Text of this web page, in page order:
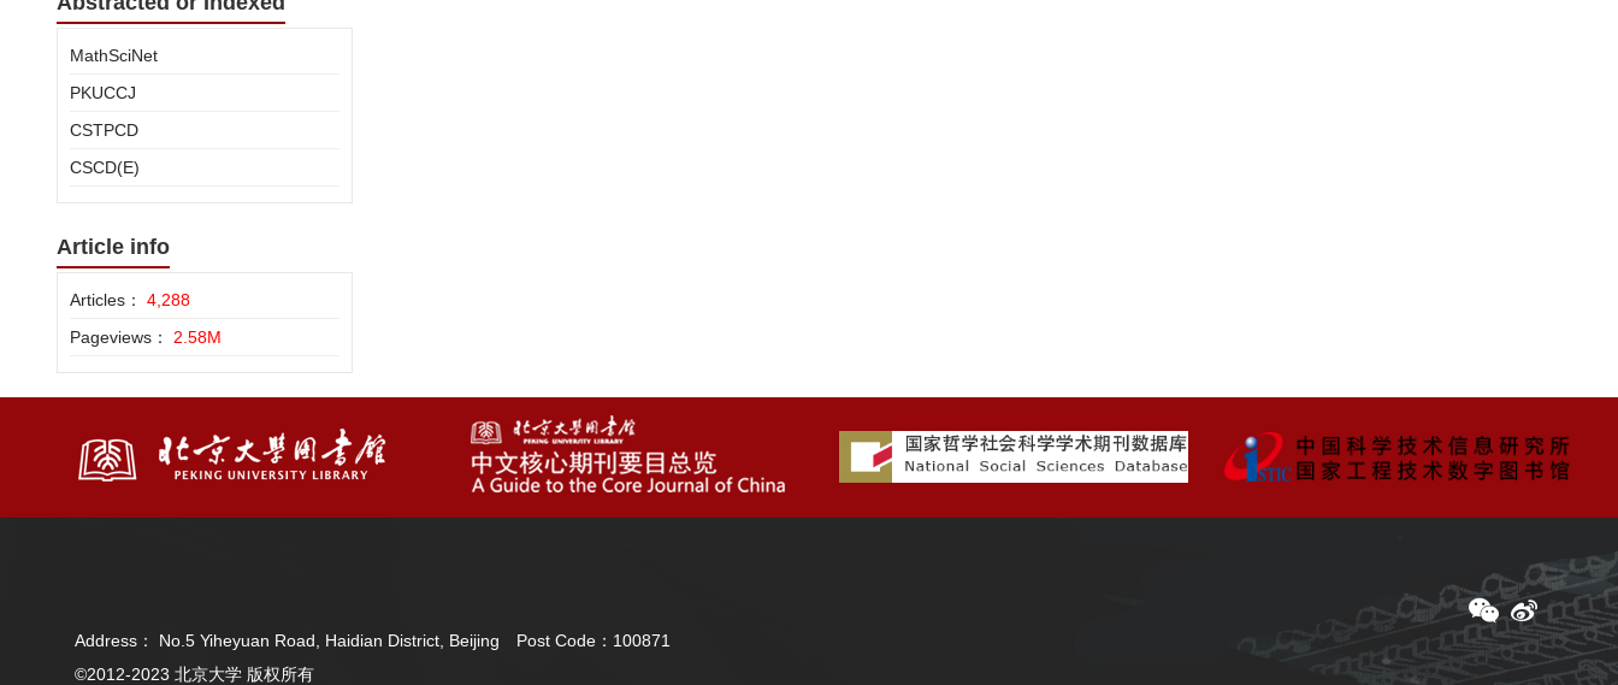
MathSciNet
PKUCCJ
CSTPCD
CSCD(E)
Article info
Articles： 4,288
Pageviews： 2.58M
Address： No.5 Yiheyuan Road, Haidian District, Beijing Post Code：100871
©2012-2023 北京大学 版权所有